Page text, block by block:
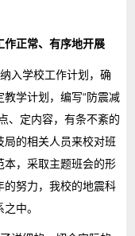
作正常、有序地开展
入学校工作计划，确
学计划，编写“防震减
、定内容，有条不紊的
局的相关人员来校对班
本，采取主题班会的形
的努力，我校的地震科
中。